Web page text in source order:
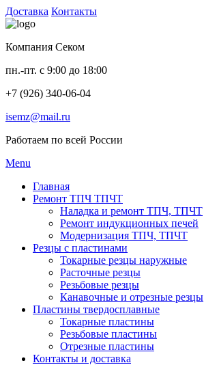
Доставка Контакты
Компания Секом
пн.-пт. с 9:00 до 18:00
+7 (926) 340-06-04
isemz@mail.ru
Работаем по всей России
Menu
Главная
Ремонт ТПЧ ТПЧТ
Наладка и ремонт ТПЧ, ТПЧТ
Ремонт индукционных печей
Модернизация ТПЧ, ТПЧТ
Резцы с пластинами
Токарные резцы наружные
Расточные резцы
Резьбовые резцы
Канавочные и отрезные резцы
Пластины твердосплавные
Токарные пластины
Резьбовые пластины
Отрезные пластины
Контакты и доставка